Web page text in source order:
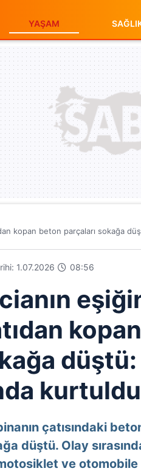
YAŞAM
kopan beton parçaları sokağa
1.07.2026 08:56
çatısındaki
düştü. Olay
ve otomobile